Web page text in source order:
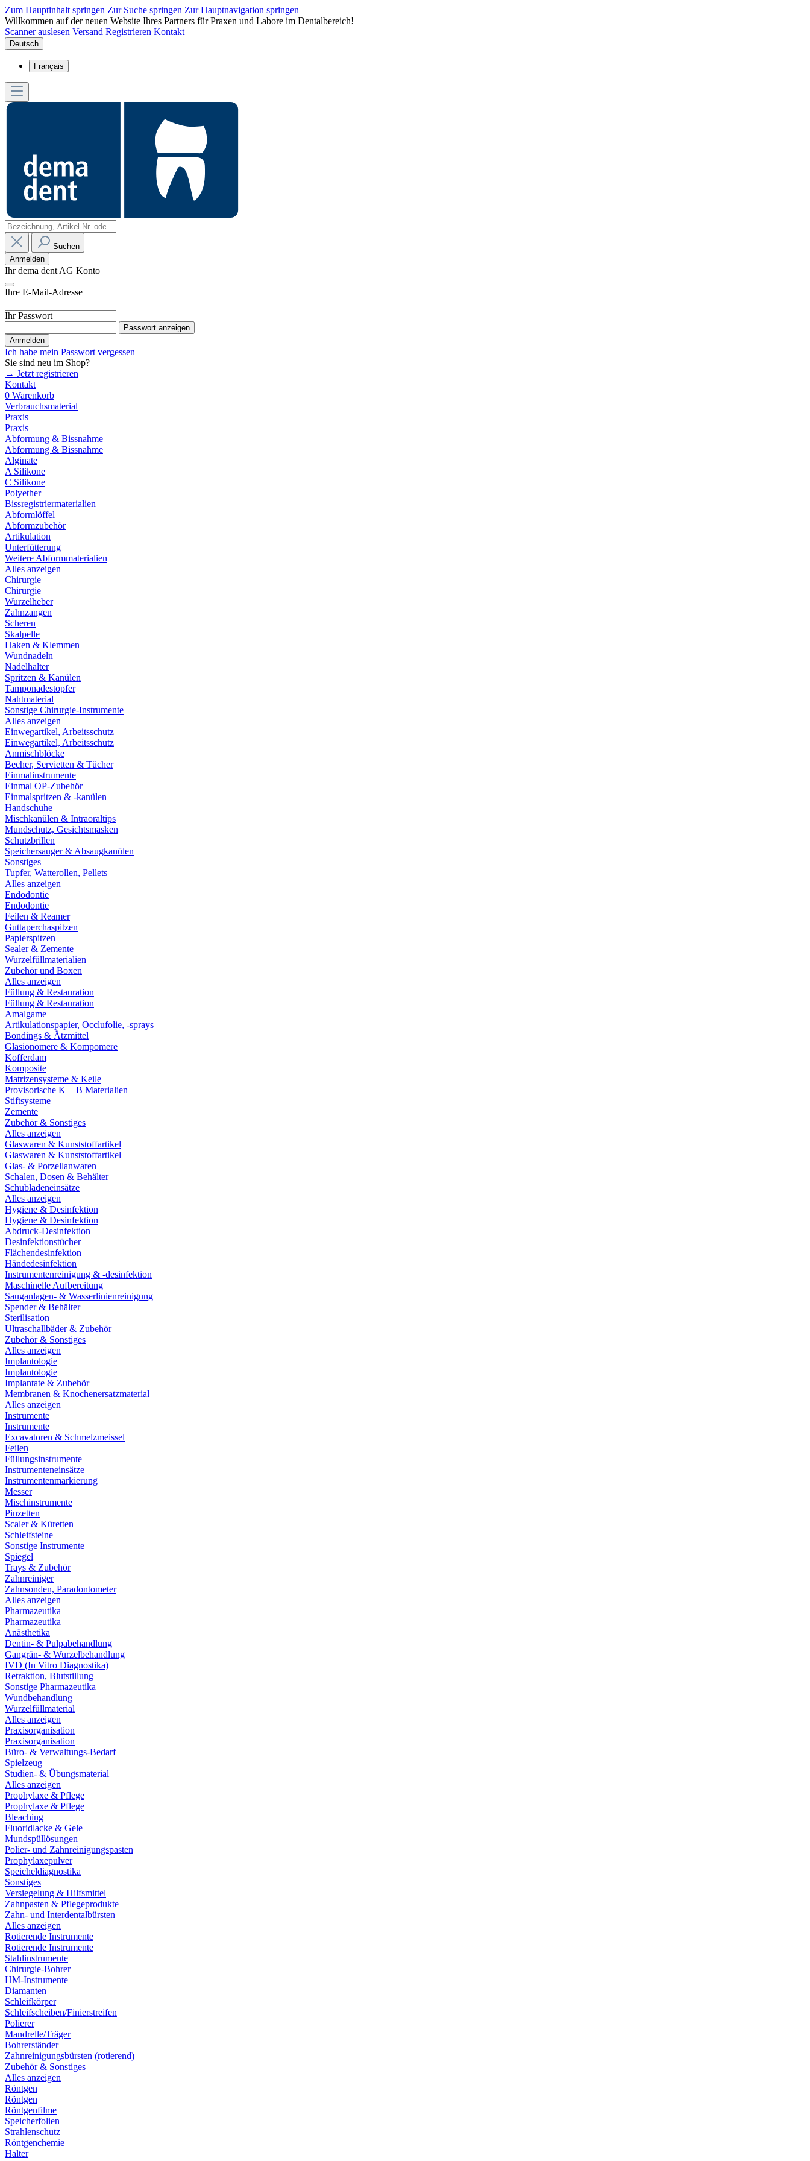
Zum Hauptinhalt springen Zur Suche springen Zur Hauptnavigation springen
Willkommen auf der neuen Website Ihres Partners für Praxen und Labore im Dentalbereich!
Scanner auslesen Versand Registrieren Kontakt
Deutsch
Français
Suchen
Anmelden
Ihr dema dent AG Konto
Ihre E-Mail-Adresse
Ihr Passwort
Passwort anzeigen
Anmelden
Ich habe mein Passwort vergessen
Sie sind neu im Shop?
→ Jetzt registrieren
Kontakt
0 Warenkorb
Verbrauchsmaterial
Praxis
Praxis
Abformung & Bissnahme
Abformung & Bissnahme
Alginate
A Silikone
C Silikone
Polyether
Bissregistriermaterialien
Abformlöffel
Abformzubehör
Artikulation
Unterfütterung
Weitere Abformmaterialien
Alles anzeigen
Chirurgie
Chirurgie
Wurzelheber
Zahnzangen
Scheren
Skalpelle
Haken & Klemmen
Wundnadeln
Nadelhalter
Spritzen & Kanülen
Tamponadestopfer
Nahtmaterial
Sonstige Chirurgie-Instrumente
Alles anzeigen
Einwegartikel, Arbeitsschutz
Einwegartikel, Arbeitsschutz
Anmischblöcke
Becher, Servietten & Tücher
Einmalinstrumente
Einmal OP-Zubehör
Einmalspritzen & -kanülen
Handschuhe
Mischkanülen & Intraoraltips
Mundschutz, Gesichtsmasken
Schutzbrillen
Speichersauger & Absaugkanülen
Sonstiges
Tupfer, Watterollen, Pellets
Alles anzeigen
Endodontie
Endodontie
Feilen & Reamer
Guttaperchaspitzen
Papierspitzen
Sealer & Zemente
Wurzelfüllmaterialien
Zubehör und Boxen
Alles anzeigen
Füllung & Restauration
Füllung & Restauration
Amalgame
Artikulationspapier, Occlufolie, -sprays
Bondings & Ätzmittel
Glasionomere & Kompomere
Kofferdam
Komposite
Matrizensysteme & Keile
Provisorische K + B Materialien
Stiftsysteme
Zemente
Zubehör & Sonstiges
Alles anzeigen
Glaswaren & Kunststoffartikel
Glaswaren & Kunststoffartikel
Glas- & Porzellanwaren
Schalen, Dosen & Behälter
Schubladeneinsätze
Alles anzeigen
Hygiene & Desinfektion
Hygiene & Desinfektion
Abdruck-Desinfektion
Desinfektionstücher
Flächendesinfektion
Händedesinfektion
Instrumentenreinigung & -desinfektion
Maschinelle Aufbereitung
Sauganlagen- & Wasserlinienreinigung
Spender & Behälter
Sterilisation
Ultraschallbäder & Zubehör
Zubehör & Sonstiges
Alles anzeigen
Implantologie
Implantologie
Implantate & Zubehör
Membranen & Knochenersatzmaterial
Alles anzeigen
Instrumente
Instrumente
Excavatoren & Schmelzmeissel
Feilen
Füllungsinstrumente
Instrumenteneinsätze
Instrumentenmarkierung
Messer
Mischinstrumente
Pinzetten
Scaler & Küretten
Schleifsteine
Sonstige Instrumente
Spiegel
Trays & Zubehör
Zahnreiniger
Zahnsonden, Paradontometer
Alles anzeigen
Pharmazeutika
Pharmazeutika
Anästhetika
Dentin- & Pulpabehandlung
Gangrän- & Wurzelbehandlung
IVD (In Vitro Diagnostika)
Retraktion, Blutstillung
Sonstige Pharmazeutika
Wundbehandlung
Wurzelfüllmaterial
Alles anzeigen
Praxisorganisation
Praxisorganisation
Büro- & Verwaltungs-Bedarf
Spielzeug
Studien- & Übungsmaterial
Alles anzeigen
Prophylaxe & Pflege
Prophylaxe & Pflege
Bleaching
Fluoridlacke & Gele
Mundspüllösungen
Polier- und Zahnreinigungspasten
Prophylaxepulver
Speicheldiagnostika
Sonstiges
Versiegelung & Hilfsmittel
Zahnpasten & Pflegeprodukte
Zahn- und Interdentalbürsten
Alles anzeigen
Rotierende Instrumente
Rotierende Instrumente
Stahlinstrumente
Chirurgie-Bohrer
HM-Instrumente
Diamanten
Schleifkörper
Schleifscheiben/Finierstreifen
Polierer
Mandrelle/Träger
Bohrerständer
Zahnreinigungsbürsten (rotierend)
Zubehör & Sonstiges
Alles anzeigen
Röntgen
Röntgen
Röntgenfilme
Speicherfolien
Strahlenschutz
Röntgenchemie
Halter